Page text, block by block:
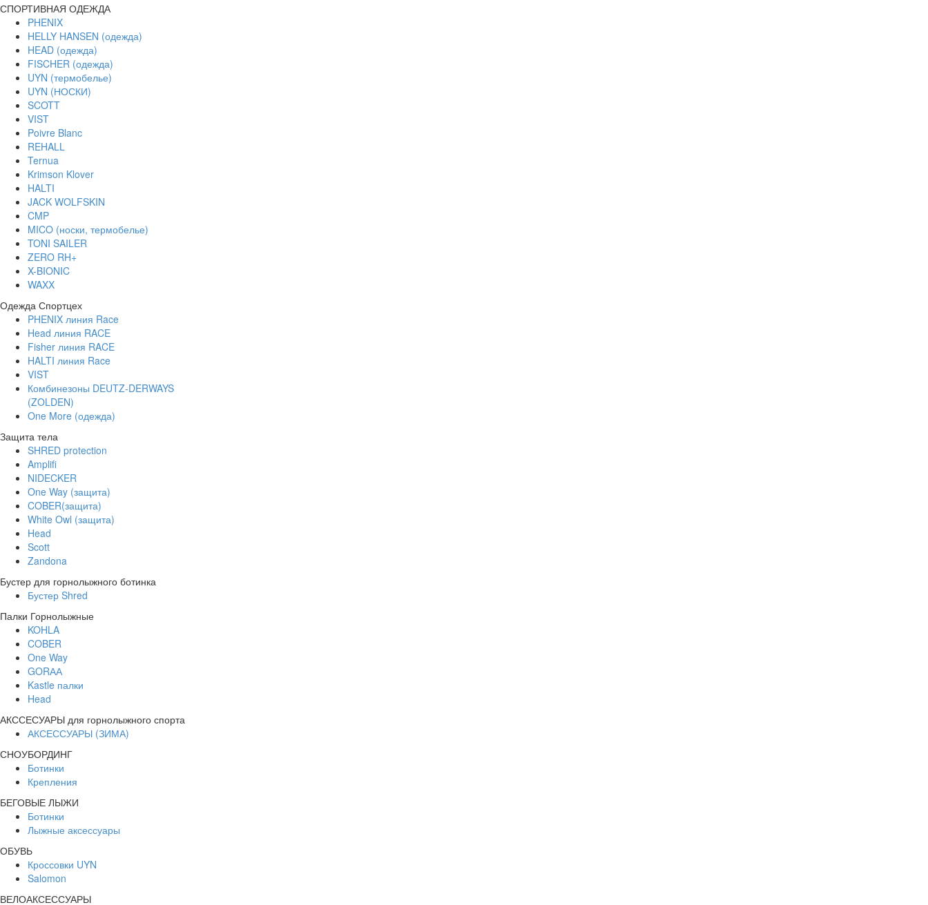
СПОРТИВНАЯ ОДЕЖДА
PHENIX
HELLY HANSEN (одежда)
HEAD (одежда)
FISCHER (одежда)
UYN (термобелье)
UYN (НОСКИ)
SCOTT
VIST
Poivre Blanc
REHALL
Ternua
Krimson Klover
HALTI
JACK WOLFSKIN
CMP
MICO (носки, термобелье)
TONI SAILER
ZERO RH+
X-BIONIC
WAXX
Одежда Спортцех
PHENIX линия Race
Head линия RACE
Fisher линия RACE
HALTI линия Race
VIST
Комбинезоны DEUTZ-DERWAYS
(ZOLDEN)
One More (одежда)
Защита тела
SHRED protection
Amplifi
NIDECKER
One Way (защита)
COBER(защита)
White Owl (защита)
Head
Scott
Zandona
Бустер для горнолыжного ботинка
Бустер Shred
Палки Горнолыжные
KOHLA
COBER
One Way
GORАА
Kastle палки
Head
АКССЕСУАРЫ для горнолыжного спорта
АКСЕССУАРЫ (ЗИМА)
СНОУБОРДИНГ
Ботинки
Крепления
БЕГОВЫЕ ЛЫЖИ
Ботинки
Лыжные аксессуары
ОБУВЬ
Кроссовки UYN
Salomon
ВЕЛОАКСЕССУАРЫ